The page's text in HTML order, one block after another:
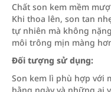
Chất son kem mềm
Khi thoa lên, son tan
tự nhiên mà không
môi trông mịn màng
Đối tượng sử dụng:
Son kem lì phù hợp với